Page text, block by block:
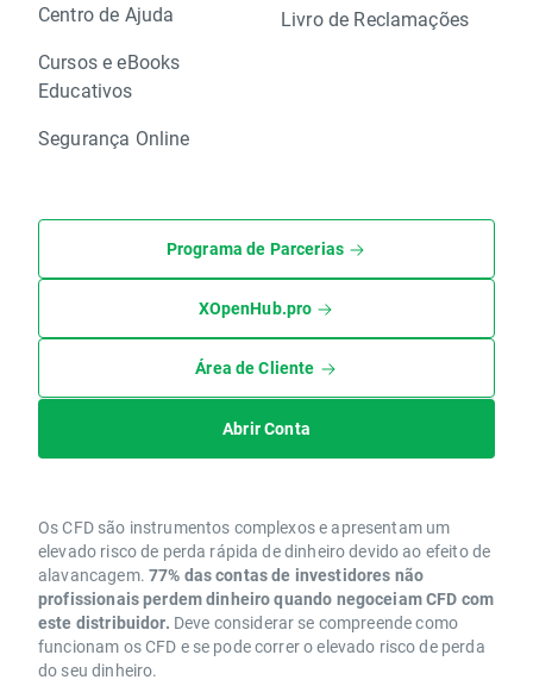
Centro de Ajuda
Cursos e eBooks
Educativos
Segurança Online
Livro de Reclamações
Programa de Parcerias
XOpenHub.pro
Área de Cliente
Abrir Conta
Os CFD são instrumentos complexos e apresentam um
elevado risco de perda rápida de dinheiro devido ao efeito de
alavancagem. 77% das contas de investidores não
profissionais perdem dinheiro quando negoceiam CFD com
este distribuidor. Deve considerar se compreende como
funcionam os CFD e se pode correr o elevado risco de perda
do seu dinheiro.